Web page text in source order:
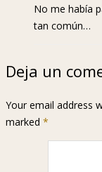
No me había
tan común…
Deja un
Your email address
marked *